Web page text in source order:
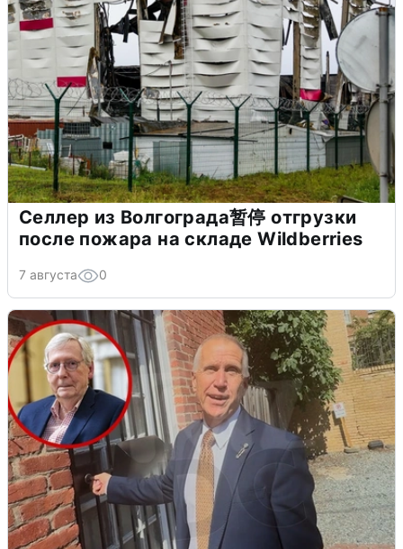
Селлер из Волгограда暂停 отгрузки
после пожара на складе Wildberries
7 августа 0